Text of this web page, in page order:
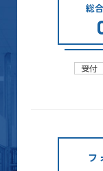
総
受付
フ